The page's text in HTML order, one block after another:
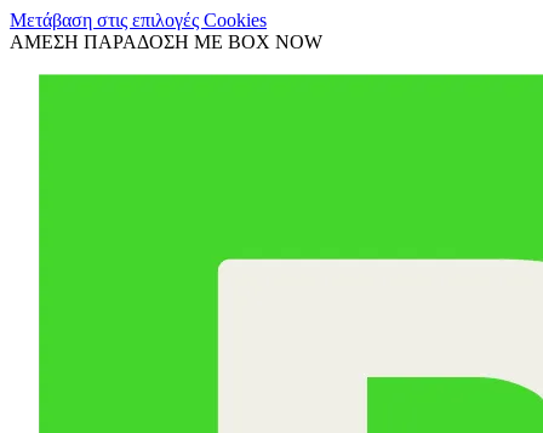
Μετάβαση στις επιλογές Cookies
ΑΜΕΣΗ ΠΑΡΑΔΟΣΗ ΜΕ BOX NOW